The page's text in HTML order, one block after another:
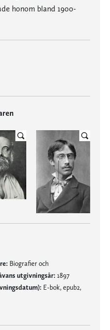
honom bland 1900-
Biografier och
utgivningsår: 1897
E-bok, epub2,